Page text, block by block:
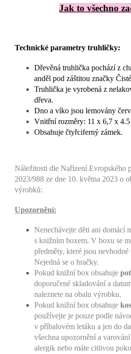
Jak to všechno
Technické parametry truhličky:
Dřevěná truhlička pochází z
anděl pod záštitou značky
Truhlička je vyrobená z
dřeva.
Dno a víko jsou lemovány
Vnitřní rozměry: 11 x 6,7 x
Obsahuje čtyřciferný zámek.
Náležitosti dle Nařízení Evropského
2023/988 ze dne 10. května 2023 o
výrobků:
Upozornění:
Nenechávejte děti ani domácí
s knižním boxem. V boxu se
předměty, které jsou
Nejedná se o hračky.
Pokud knižní box obsahuje
doporučené skladování a
naleznete na obalu výrobku.
Pokud knižní box obsahuje
používejte je pouze podle
v příbalovém letáku a jen do
všechna upozornění a
alergik nebo máte citlivou